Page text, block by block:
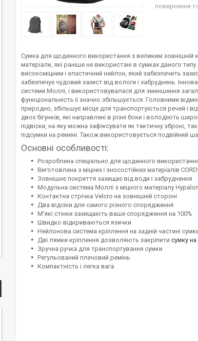
повернення
Сумка для щоденного використання з великим зовнішній
матеріали, які раніше не використані в сумках даного
високоміцним і еластичний нейлон, який забезпечить
забезпечує чудовий захист від вологи і забруднень.
системи Моллі, і використовувалася для зменшення
функціональність її значно збільшується. Головними
природно, збільшує місце для транспортуються речей і
двох бігунків, які направлені в різні боки і володіють
підвіски, на яку можна зафіксувати як тактичну зброю,
підсумки на ремені. Також використовується подвійний
Основні особливості:
Розроблена спеціально для щоденного
Виготовлена з міцних і зносостійких матеріалів
Зовнішнє покриття захищає від води і забруднення
Модульна система Моллі з міцного матеріалу
Контактна стрічка Velcro на зовнішній стороні
Два відсіки для самого різного спорядження
М'які стінки захищають ваше спорядження на 100%
Швидко відкриваються язички
Нейлонова система кріплення на задній частині
Дві лямки кріплення дозволяють закріпити сумку
Зручна ручка для транспортування сумки
Регульований плечовий ремінь
Компактність і легка вага